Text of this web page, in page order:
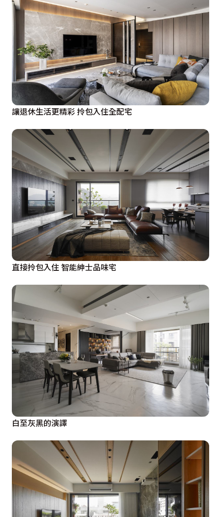
讓退休生活更精彩 拎包入住全配宅
直接拎包入住 智能紳士品味宅
白至灰黑的演譯